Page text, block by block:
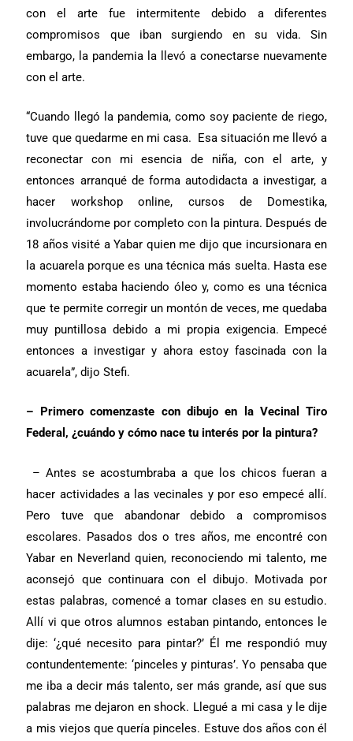
con el arte fue intermitente debido a diferentes
compromisos que iban surgiendo en su vida. Sin
embargo, la pandemia la llevó a conectarse nuevamente
con el arte.
“Cuando llegó la pandemia, como soy paciente de riego,
tuve que quedarme en mi casa. Esa situación me llevó a
reconectar con mi esencia de niña, con el arte, y
entonces arranqué de forma autodidacta a investigar, a
hacer workshop online, cursos de Domestika,
involucrándome por completo con la pintura. Después de
18 años visité a Yabar quien me dijo que incursionara en
la acuarela porque es una técnica más suelta. Hasta ese
momento estaba haciendo óleo y, como es una técnica
que te permite corregir un montón de veces, me quedaba
muy puntillosa debido a mi propia exigencia. Empecé
entonces a investigar y ahora estoy fascinada con la
acuarela”, dijo Stefi.
– Primero comenzaste con dibujo en la Vecinal Tiro
Federal, ¿cuándo y cómo nace tu interés por la pintura?
– Antes se acostumbraba a que los chicos fueran a
hacer actividades a las vecinales y por eso empecé allí.
Pero tuve que abandonar debido a compromisos
escolares. Pasados dos o tres años, me encontré con
Yabar en Neverland quien, reconociendo mi talento, me
aconsejó que continuara con el dibujo. Motivada por
estas palabras, comencé a tomar clases en su estudio.
Allí vi que otros alumnos estaban pintando, entonces le
dije: ‘¿qué necesito para pintar?’ Él me respondió muy
contundentemente: ‘pinceles y pinturas’. Yo pensaba que
me iba a decir más talento, ser más grande, así que sus
palabras me dejaron en shock. Llegué a mi casa y le dije
a mis viejos que quería pinceles. Estuve dos años con él